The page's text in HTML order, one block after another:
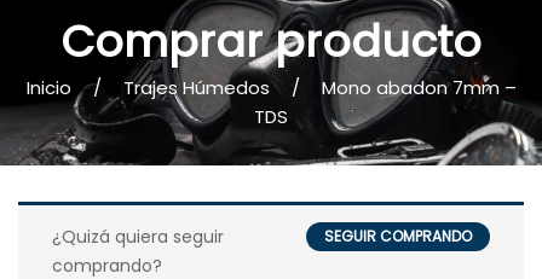
Comprar producto
Inicio Trajes Húmedos
Mono abadon 7mm –
TDS
SEGUIR COMPRANDO
¿Quizá quiera seguir
comprando?